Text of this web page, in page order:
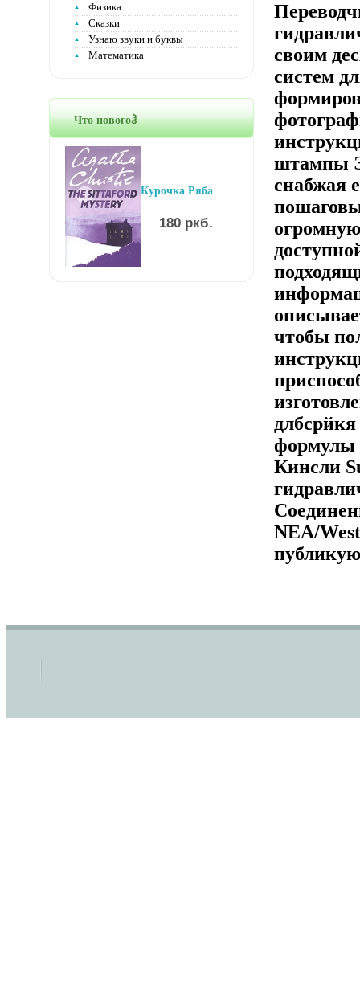
Физика
Сказки
Узнаю звуки и буквы
Математика
Что новогоჰ
Курочка Ряба
180 ркб.
своим
систем
штампы
снабжая
чтобы
формулы
Кинсли
NEA/